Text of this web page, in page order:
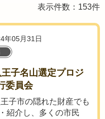
表示件数：153件
年05月31日
子名山選定プロジ
委員会
子市の隠れた財産でも
紹介し、多くの市民